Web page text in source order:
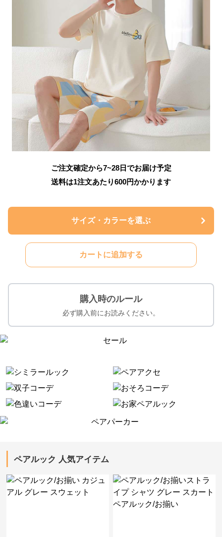
ご注文確定から7~28日でお届け予定
送料は1注文あたり600円かかります
サイズ・カラーを選ぶ
カートに追加する
購入時のルール
必ず購入前にお読みください。
ペアルック 人気アイテム